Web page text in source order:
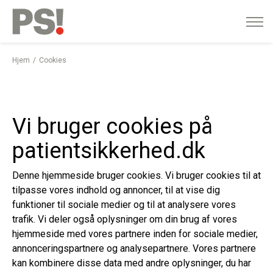
Gå
til
English
Hjem Cookies
Vi bruger cookies på
patientsikkerhed.dk
Denne hjemmeside bruger cookies. Vi bruger cookies til at
tilpasse vores indhold og annoncer, til at vise dig
funktioner til sociale medier og til at analysere vores
trafik. Vi deler også oplysninger om din brug af vores
hjemmeside med vores partnere inden for sociale medier,
annonceringspartnere og analysepartnere. Vores partnere
kan kombinere disse data med andre oplysninger, du har